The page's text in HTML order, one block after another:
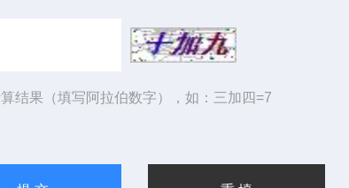
结果（填写阿拉伯数字），如：三加四=7